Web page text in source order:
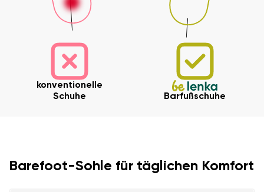
konventionelle
Schuhe
Barfußschuhe
Barefoot-Sohle für täglichen Komfort
Ihr Vor- und Nachname